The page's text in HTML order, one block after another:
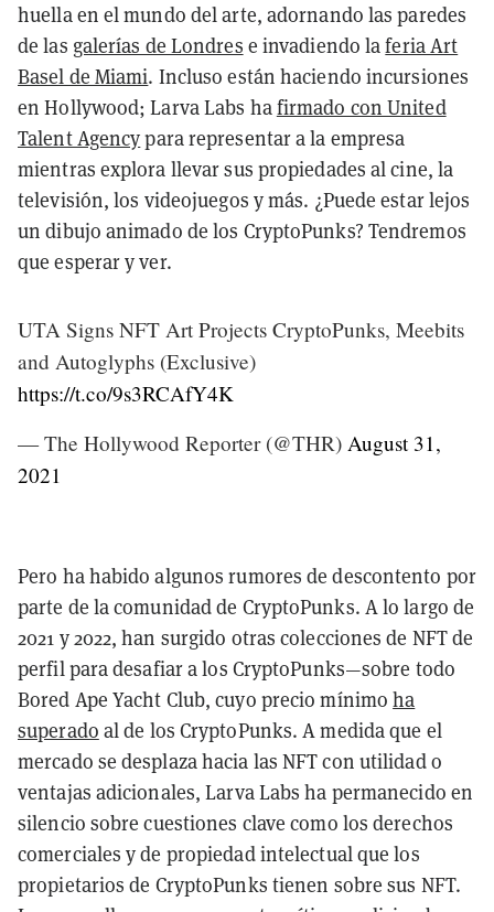
huella en el mundo del arte, adornando las paredes
de las galerías de Londres e invadiendo laferia Art
Basel de Miami. Incluso están haciendo incursiones
en Hollywood; Larva Labs hafirmado con United
Talent Agencypara representar a la empresa
mientras explora llevar sus propiedades al cine, la
televisión, los videojuegos y más. ¿Puede estar lejos
un dibujo animado de los CryptoPunks? Tendremos
que esperar y ver.
UTA Signs NFT Art Projects CryptoPunks, Meebits
and Autoglyphs (Exclusive)
https://t.co/9s3RCAfY4K
— The Hollywood Reporter (@THR) August 31,
2021
Pero ha habido algunos rumores de descontento por
parte de la comunidad de CryptoPunks. A lo largo de
2021 y 2022, han surgido otras colecciones de NFT de
perfil para desafiar a los CryptoPunks—sobre todo
Bored Ape Yacht Club, cuyo precio mínimoha
superado al de los CryptoPunks. A medida que el
mercado se desplaza hacia las NFT con utilidad o
ventajas adicionales, Larva Labs ha permanecido en
silencio sobre cuestiones clave como los derechos
comerciales y de propiedad intelectual que los
propietarios de CryptoPunks tienen sobre sus NFT.